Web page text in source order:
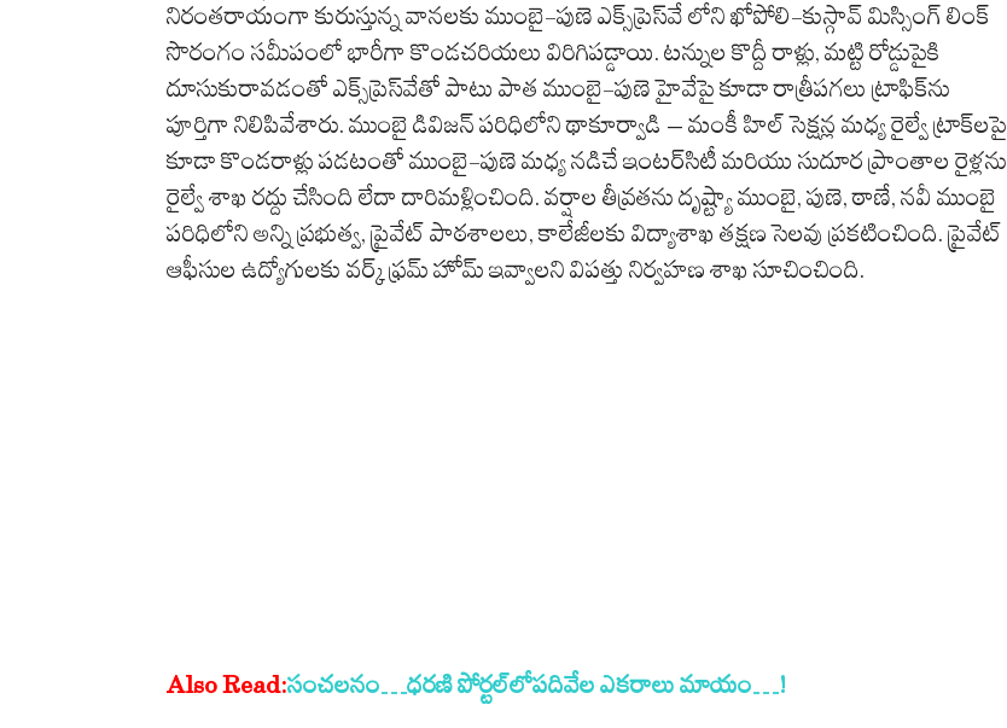
నిరంతరాయంగా కురుస్తున్న వానలకు ముంబై-పుణె ఎక్స్‌ప్రెస్‌వే లోని ఖోపోలి-కుస్గావ్ మిస్సింగ్ లింక్
సొరంగం సమీపంలో భారీగా కొండచరియలు విరిగిపడ్డాయి. టన్నుల కొద్దీ రాళ్లు, మట్టి రోడ్డుపైకి
దూసుకురావడంతో ఎక్స్‌ప్రెస్‌వేతో పాటు పాత ముంబై-పుణె హైవేపై కూడా రాత్రీపగలు ట్రాఫిక్‌ను
పూర్తిగా నిలిపివేశారు. ముంబై డివిజన్ పరిధిలోని థాకూర్వాడి – మంకీ హిల్ సెక్షన్ల మధ్య రైల్వే ట్రాక్‌లపై
కూడా కొండరాళ్లు పడటంతో ముంబై-పుణె మధ్య నడిచే ఇంటర్‌సిటీ మరియు సుదూర ప్రాంతాల రైళ్లను
రైల్వే శాఖ రద్దు చేసింది లేదా దారిమళ్లించింది. వర్షాల తీవ్రతను దృష్ట్యా ముంబై, పుణె, ఠాణే, నవీ ముంబై
పరిధిలోని అన్ని ప్రభుత్వ, ప్రైవేట్ పాఠశాలలు, కాలేజీలకు విద్యాశాఖ తక్షణ సెలవు ప్రకటించింది. ప్రైవేట్
ఆఫీసుల ఉద్యోగులకు వర్క్ ఫ్రమ్ హోమ్ ఇవ్వాలని విపత్తు నిర్వహణ శాఖ సూచించింది.
Also Read:సంచ‌ల‌నం…ధ‌రణి పోర్ట‌ల్‌లోప‌దివేల ఎక‌రాలు మాయం…!